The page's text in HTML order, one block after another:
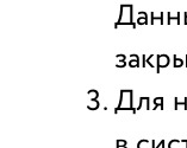
Для